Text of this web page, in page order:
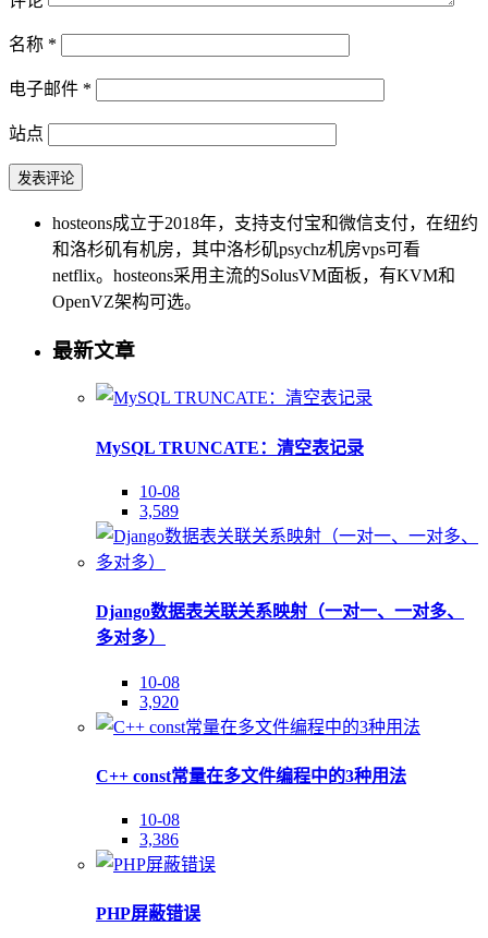
名称 *
电子邮件 *
站点
hosteons成立于2018年，支持支付宝和微信支付，在纽约
和洛杉矶有机房，其中洛杉矶psychz机房vps可看
netflix。hosteons采用主流的SolusVM面板，有KVM和
OpenVZ架构可选。
最新文章
MySQL TRUNCATE：清空表记录
10-08
3,589
Django数据表关联关系映射（一对一、一对多、
多对多）
10-08
3,920
C++ const常量在多文件编程中的3种用法
10-08
3,386
PHP屏蔽错误